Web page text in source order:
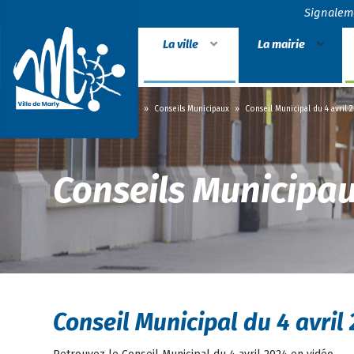
La ville La mairie
Accueil » » Conseils Municipaux » Conseil Municipal du 4 avril
Conseils
Conseil Municipal du 4 avril